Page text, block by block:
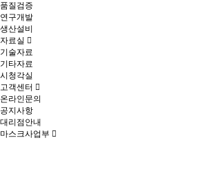
품질검증
연구개발
생산설비
자료실
기술자료
기타자료
시청각실
고객센터
온라인문의
공지사항
대리점안내
마스크사업부